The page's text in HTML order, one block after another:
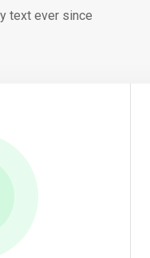
text ever since